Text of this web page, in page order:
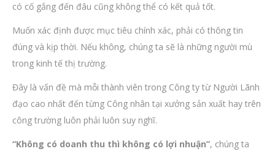
có cố gắng đến đâu cũng không thể có kết quả tốt.
Muốn xác định được mục tiêu chính xác, phải có thông tin
đúng và kịp thời. Nếu không, chúng ta sẽ là những người mù
trong kinh tế thị trường.
Đây là vấn đề mà mỗi thành viên trong Công ty từ Người Lãnh
đạo cao nhất đến từng Công nhân tại xưởng sản xuất hay trên
công trường luôn phải luôn suy nghĩ.
“Không có doanh thu thì không có lợi nhuận”, chúng ta